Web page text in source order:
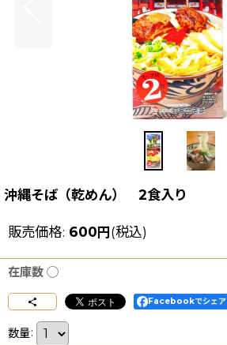
沖縄そば（乾めん） 2食入り
販売価格: 600円(税込)
在庫数 ◯
Facebookでシェア
数量: